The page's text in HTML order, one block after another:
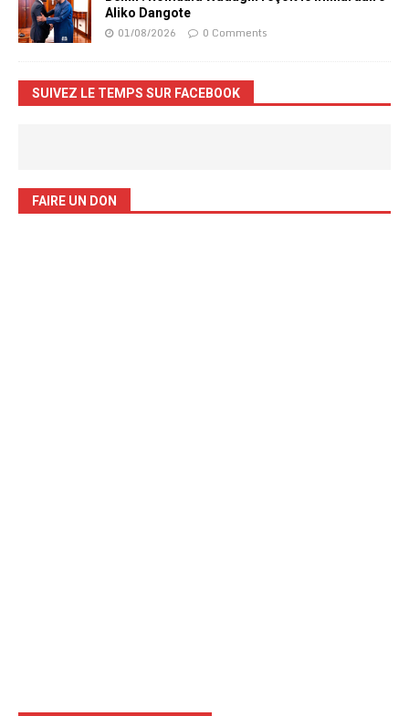
Aliko Dangote
01/08/2026 0 Comments
SUIVEZ LE TEMPS SUR FACEBOOK
FAIRE UN DON